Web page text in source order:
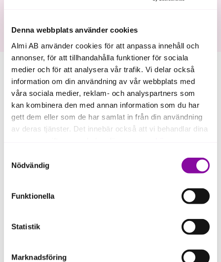
Denna webbplats använder cookies
Almi AB använder cookies för att anpassa innehåll och
annonser, för att tillhandahålla funktioner för sociala
medier och för att analysera vår trafik. Vi delar också
information om din användning av vår webbplats med
våra sociala medier, reklam- och analyspartners som
kan kombinera den med annan information som du har
gett dem eller som de har samlat in från din användning
av deras tjänster. Det innebär också att vi behandlar dina
Om du klickar på avvisa kommer användning av kakor
eller delning av information enligt ovan, inte att ske,
förutom för kakor som är nödvändiga för att hemsidan
ska fungera se mer under inställningar.
Nödvändig
Funktionella
Statistik
Marknadsföring
sellers to find each other. The vision is to create a
simple, transparent and profitable timber market for